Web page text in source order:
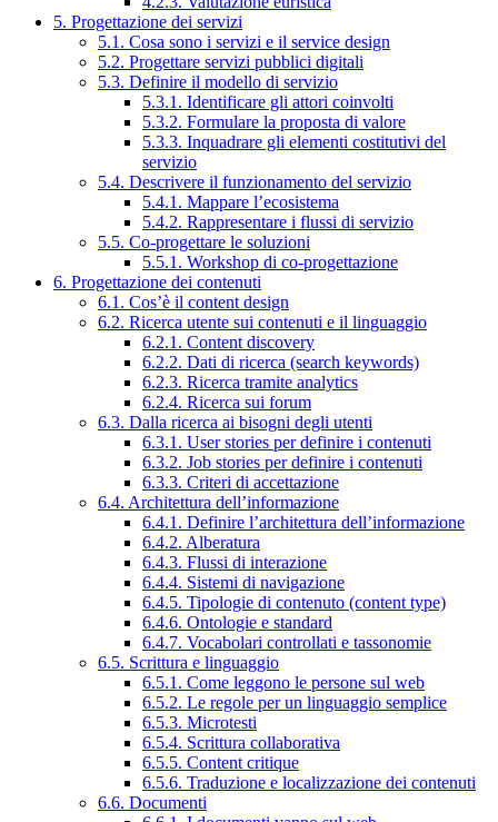
5. Progettazione dei servizi
5.1. Cosa sono i servizi e il service design
5.2. Progettare servizi pubblici digitali
5.3. Definire il modello di servizio
5.3.1. Identificare gli attori coinvolti
5.3.2. Formulare la proposta di valore
5.3.3. Inquadrare gli elementi costitutivi del
servizio
5.4. Descrivere il funzionamento del servizio
5.4.1. Mappare l’ecosistema
5.4.2. Rappresentare i flussi di servizio
5.5. Co-progettare le soluzioni
5.5.1. Workshop di co-progettazione
6. Progettazione dei contenuti
6.1. Cos’è il content design
6.2. Ricerca utente sui contenuti e il linguaggio
6.2.1. Content discovery
6.2.2. Dati di ricerca (search keywords)
6.2.3. Ricerca tramite analytics
6.2.4. Ricerca sui forum
6.3. Dalla ricerca ai bisogni degli utenti
6.3.1. User stories per definire i contenuti
6.3.2. Job stories per definire i contenuti
6.3.3. Criteri di accettazione
6.4. Architettura dell’informazione
6.4.1. Definire l’architettura dell’informazione
6.4.2. Alberatura
6.4.3. Flussi di interazione
6.4.4. Sistemi di navigazione
6.4.5. Tipologie di contenuto (content type)
6.4.6. Ontologie e standard
6.4.7. Vocabolari controllati e tassonomie
6.5. Scrittura e linguaggio
6.5.1. Come leggono le persone sul web
6.5.2. Le regole per un linguaggio semplice
6.5.3. Microtesti
6.5.4. Scrittura collaborativa
6.5.5. Content critique
6.5.6. Traduzione e localizzazione dei contenuti
6.6. Documenti